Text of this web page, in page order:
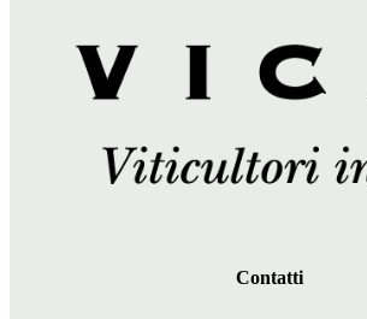
Contatti